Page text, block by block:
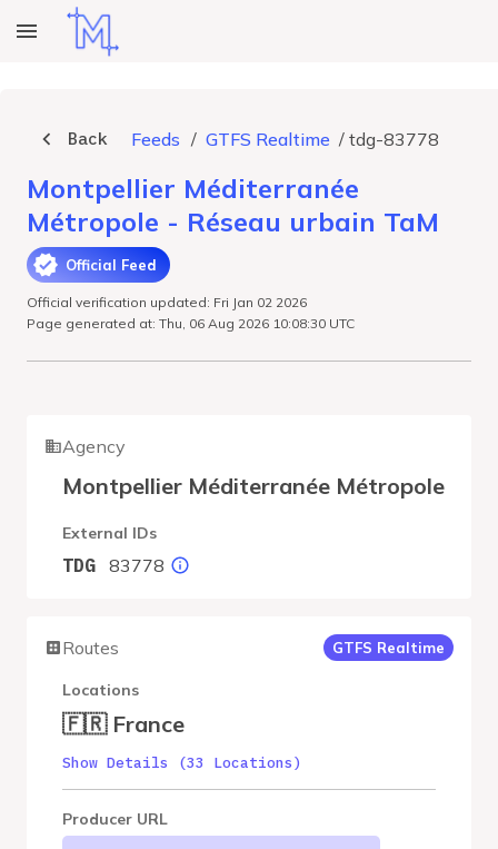
Back Feeds / GTFS Realtime / tdg-83778
Montpellier Méditerranée
Métropole - Réseau urbain TaM
Official Feed
Official verification updated: Fri Jan 02 2026
Page generated at: Thu, 06 Aug 2026 10:08:30 UTC
Agency
Montpellier Méditerranée Métropole
External IDs
TDG 83778
Routes GTFS Realtime
Locations
🇫🇷 France
Show Details (33 Locations)
Producer URL